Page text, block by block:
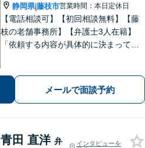
静岡県|藤枝市営業時間：本日定休日
【電話相談可】【初回相談無料】【藤
枝の老舗事務所】【弁護士3人在籍】
「依頼する内容が具体的に決まってい
い。相続遺言、離婚問題、交通事故、
借金問題、債権回収など【夜間休日応
メールで面談予約
青田 直洋 弁
インタビューを